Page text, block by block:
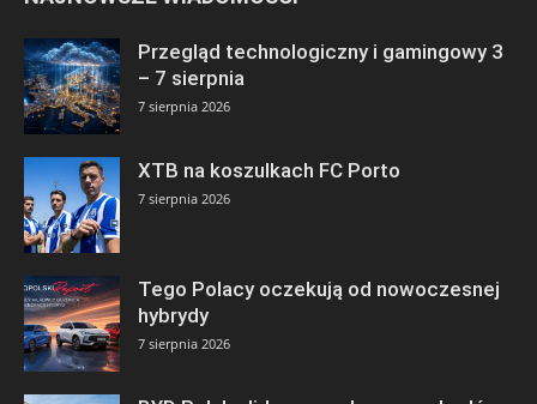
Przegląd technologiczny i gamingowy 3
– 7 sierpnia
7 sierpnia 2026
XTB na koszulkach FC Porto
7 sierpnia 2026
Tego Polacy oczekują od nowoczesnej
hybrydy
7 sierpnia 2026